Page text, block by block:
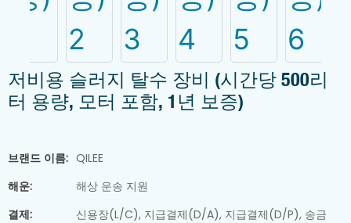
저비용 슬러지 탈수 장비 (시간당 500리
터 용량, 모터 포함, 1년 보증)
브랜드 이름: QILEE
해운:
해상 운송 지원
결제:
신용장(L/C), 지급결제(D/A), 지급결제(D/P), 송금
슬러지 탈수기
스크류 필터 프레스
분말 투입 시스템
정수 시스템
화학물질 투입 펌프